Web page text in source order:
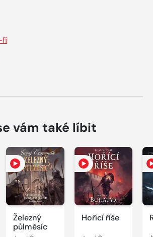
fi
vám také líbit
Železný
půlměsíc
Hořící říše